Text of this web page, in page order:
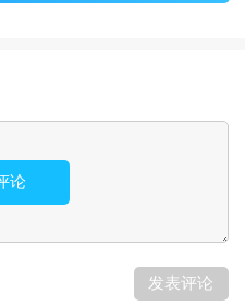
论
发表评论